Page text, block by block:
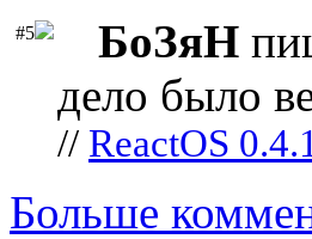
#5 БоЗяН
дело было
// ReactOS 0.4.1
Больше